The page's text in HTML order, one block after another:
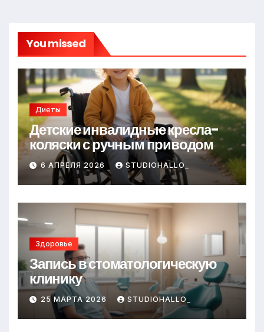
You missed
Диеты
Детские инвалидные кресла-
коляски с ручным приводом
6 АПРЕЛЯ 2026 STUDIOHALLO_
Здоровье
Запись в стоматологическую
клинику
25 МАРТА 2026 STUDIOHALLO_